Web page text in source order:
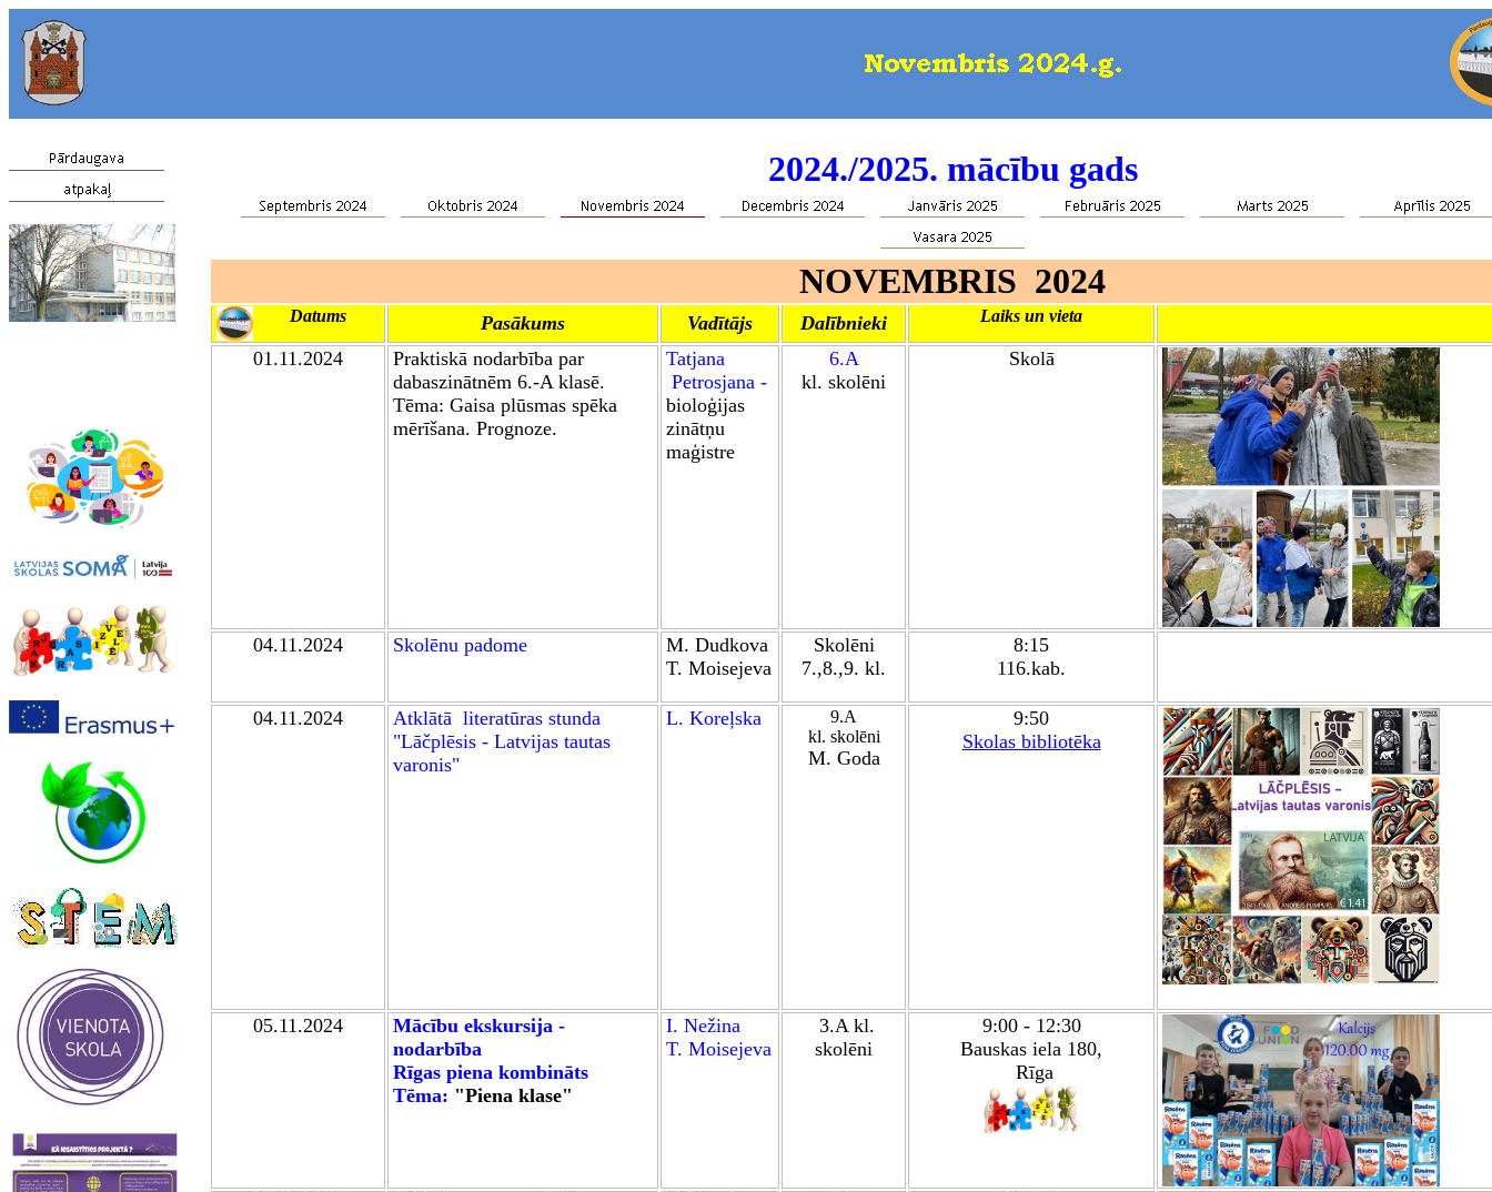
2024./2025. mācību gads
NOVEMBRIS 2024
Datums Pasākums Vadītājs Dalībnieki Laiks un vieta
01.11.2024
Praktiskā nodarbība par
dabaszinātnēm 6.-A klasē.
Tēma: Gaisa plūsmas spēka
mērīšana. Prognoze.
Tatjana
Petrosjana -
bioloģijas
zinātņu
maģistre
6.A
kl. skolēni
Skolā
04.11.2024 Skolēnu padome
M. Dudkova
T. Moisejeva
Skolēni
7.,8.,9. kl.
8:15
116.kab.
04.11.2024 Atklātā literatūras stunda
"Lāčplēsis - Latvijas tautas
varonis"
L. Koreļska
9.A
kl. skolēni
M. Goda
9:50
Skolas bibliotēka
05.11.2024
Mācību ekskursija -
nodarbība
Rīgas piena kombināts
Tēma: "Piena klase"
I. Nežina
T. Moisejeva
3.A kl.
skolēni
9:00 - 12:30
Bauskas iela 180,
Rīga